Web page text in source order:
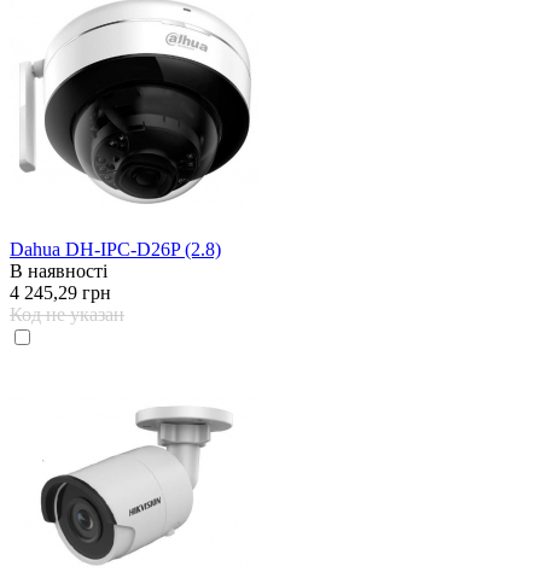
Dahua DH-IPC-D26P (2.8)
В наявності
4 245,29 грн
Код не указан